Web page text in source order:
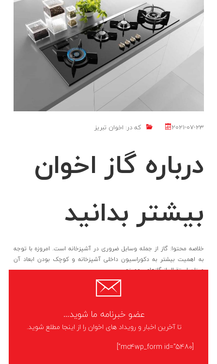
2021-07-23 که در: اخوان تبریز
درباره گاز اخوان
بیشتر بدانید
خلاصه محتوا: گاز از جمله وسایل ضروری در آشپزخانه است. امروزه با توجه
به اهمیت بیشتر به دکوراسیون داخلی آشپزخانه و کوچک بودن ابعاد آن
میزان استقبال از گازهای رومیزی
عضو خبرنامه ما شوید...
تا آخرین اخبار و رویداد های اخوان را از اینجا مطلع شوید.
[mc4wp_form id="5480"]